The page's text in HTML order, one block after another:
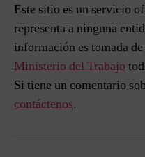
Este sitio es un servicio
representa a ninguna
información es tomada
Ministerio del Trabajo
Si tiene un comentario
contáctenos.